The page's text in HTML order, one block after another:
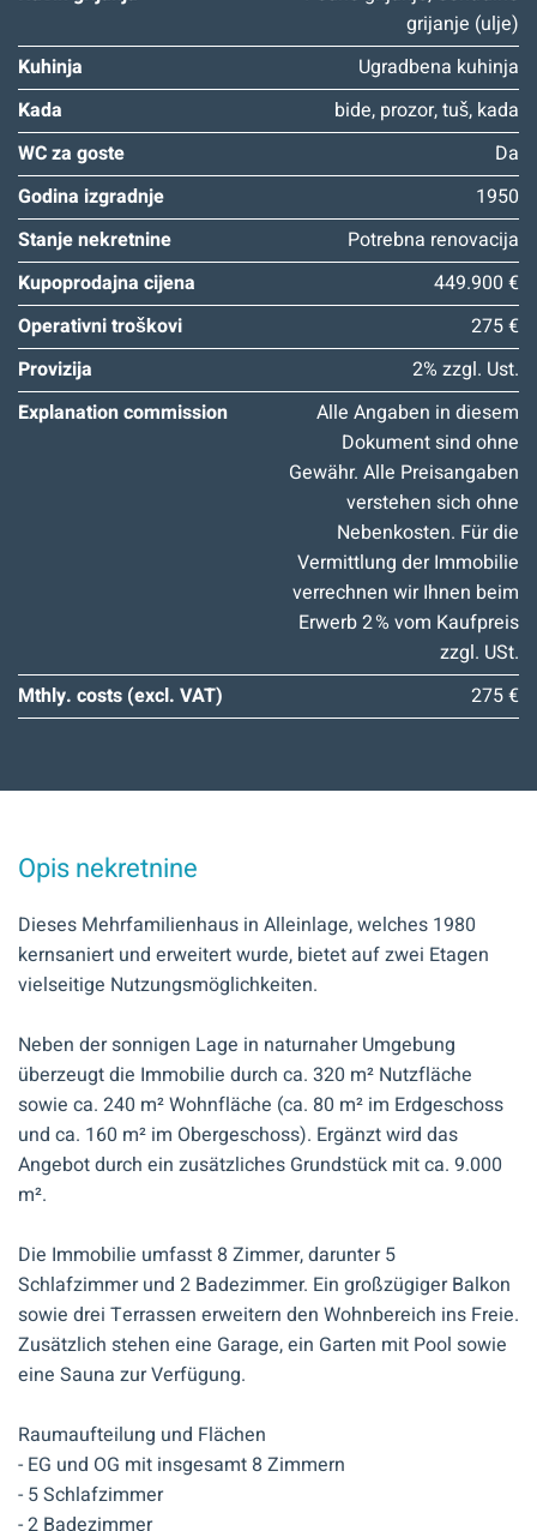
grijanje (ulje)
Kuhinja
Ugradbena kuhinja
Kada
bide, prozor, tuš, kada
WC za goste
Da
Godina izgradnje
1950
Stanje nekretnine
Potrebna renovacija
Kupoprodajna cijena
449.900 €
Operativni troškovi
275 €
Provizija
2% zzgl. Ust.
Explanation commission
Alle Angaben in diesem
Dokument sind ohne
Gewähr. Alle Preisangaben
verstehen sich ohne
Nebenkosten. Für die
Vermittlung der Immobilie
verrechnen wir Ihnen beim
Erwerb 2 % vom Kaufpreis
zzgl. USt.
Mthly. costs (excl. VAT)
275 €
Opis nekretnine
Dieses Mehrfamilienhaus in Alleinlage, welches 1980
kernsaniert und erweitert wurde, bietet auf zwei Etagen
vielseitige Nutzungsmöglichkeiten.
Neben der sonnigen Lage in naturnaher Umgebung
überzeugt die Immobilie durch ca. 320 m² Nutzfläche
sowie ca. 240 m² Wohnfläche (ca. 80 m² im Erdgeschoss
und ca. 160 m² im Obergeschoss). Ergänzt wird das
Angebot durch ein zusätzliches Grundstück mit ca. 9.000
m².
Die Immobilie umfasst 8 Zimmer, darunter 5
Schlafzimmer und 2 Badezimmer. Ein großzügiger Balkon
sowie drei Terrassen erweitern den Wohnbereich ins Freie.
Zusätzlich stehen eine Garage, ein Garten mit Pool sowie
eine Sauna zur Verfügung.
Raumaufteilung und Flächen
- EG und OG mit insgesamt 8 Zimmern
- 5 Schlafzimmer
- 2 Badezimmer